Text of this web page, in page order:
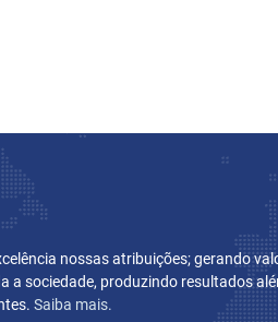
nossas atribuições; gerando
a sociedade, produzindo resultados
Saiba mais.